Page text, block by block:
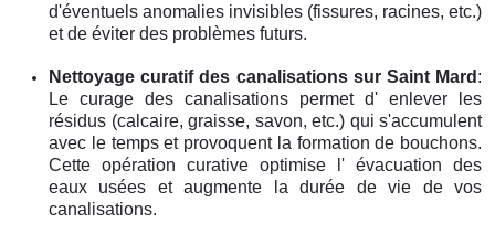
d'éventuels anomalies invisibles (fissures, racines, etc.)
et de éviter des problèmes futurs.
Nettoyage curatif des canalisations sur Saint Mard :
Le curage des canalisations permet d' enlever les
résidus (calcaire, graisse, savon, etc.) qui s'accumulent
avec le temps et provoquent la formation de bouchons.
Cette opération curative optimise l' évacuation des
eaux usées et augmente la durée de vie de vos
canalisations.